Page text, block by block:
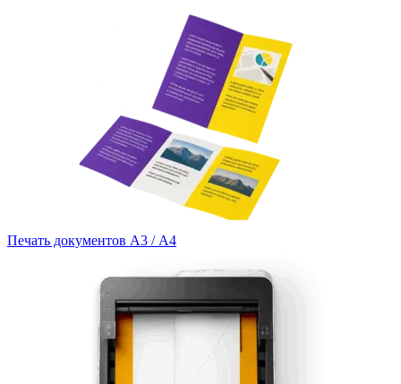
Печать документов А3 / А4